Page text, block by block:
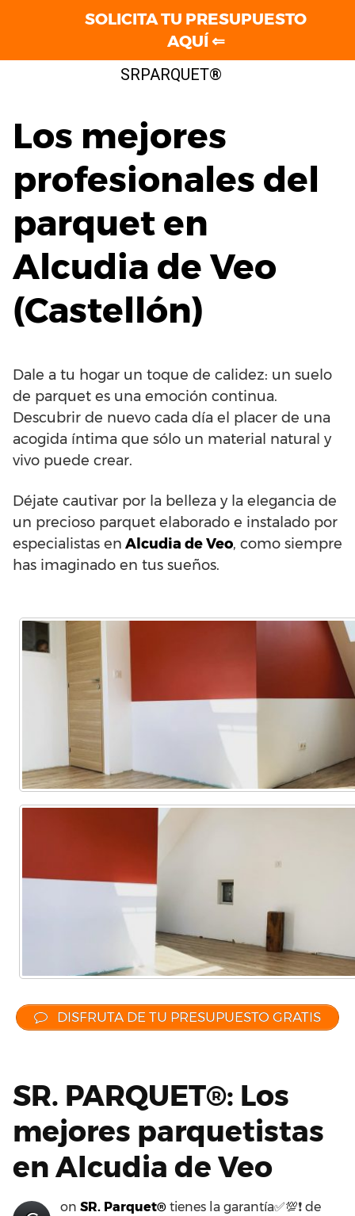
SRPARQUET®
Los mejores
profesionales del
parquet en
Alcudia de Veo
(Castellón)
Dale a tu hogar un toque de calidez: un suelo
de parquet es una emoción continua.
Descubrir de nuevo cada día el placer de una
acogida íntima que sólo un material natural y
vivo puede crear.
Déjate cautivar por la belleza y la elegancia de
un precioso parquet elaborado e instalado por
especialistas en Alcudia de Veo, como siempre
has imaginado en tus sueños.
DISFRUTA DE TU PRESUPUESTO GRATIS
SR. PARQUET®: Los
mejores parquetistas
en Alcudia de Veo
on SR. Parquet® tienes la garantía✅💯❗ de
SOLICITA TU PRESUPUESTO
AQUÍ ⇐